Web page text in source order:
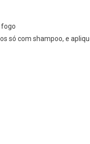
fogo
só com shampoo, e